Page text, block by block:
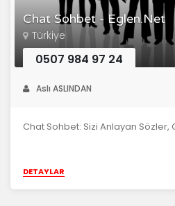
Chat Sohbet - Eglen.Net
Türkiye
0507 984 97 24
Aslı ASLINDAN
Chat Sohbet: Sizi Anlayan
DETAYLAR